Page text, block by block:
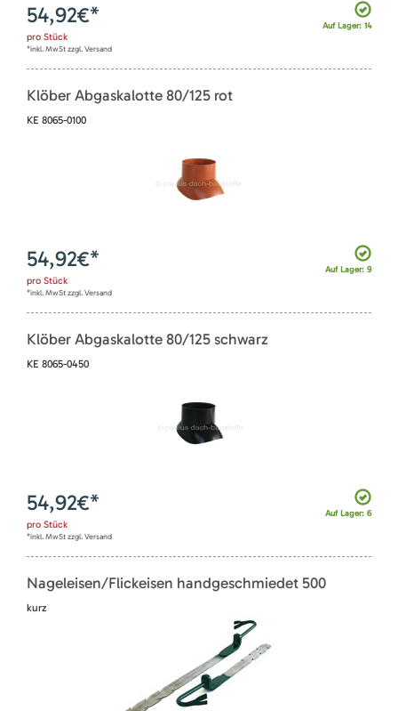
Auf Lager: 14
54,92€*
pro Stück
*inkl. MwSt zzgl. Versand
Klöber Abgaskalotte 80/125 rot
KE 8065-0100
Auf Lager: 9
54,92€*
pro Stück
*inkl. MwSt zzgl. Versand
Klöber Abgaskalotte 80/125 schwarz
KE 8065-0450
Auf Lager: 6
54,92€*
pro Stück
*inkl. MwSt zzgl. Versand
Nageleisen/Flickeisen handgeschmiedet 500
kurz